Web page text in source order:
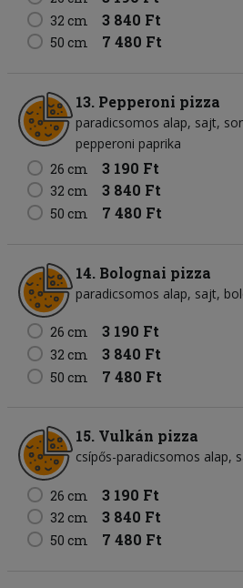
32 cm 3 840 Ft
50 cm 7 480 Ft
13. Pepperoni pizza
paradicsomos alap sajt
pepperoni paprika
26 cm
3 190 Ft
32 cm 3 840 Ft
50 cm 7 480 Ft
14. Bolognai pizza
paradicsomos alap sajt
26 cm 3 190 Ft
32 cm 3 840 Ft
50 cm 7 480 Ft
15. Vulkán pizza
csípős-paradicsomos alap
26 cm 3 190 Ft
32 cm 3 840 Ft
50 cm 7 480 Ft